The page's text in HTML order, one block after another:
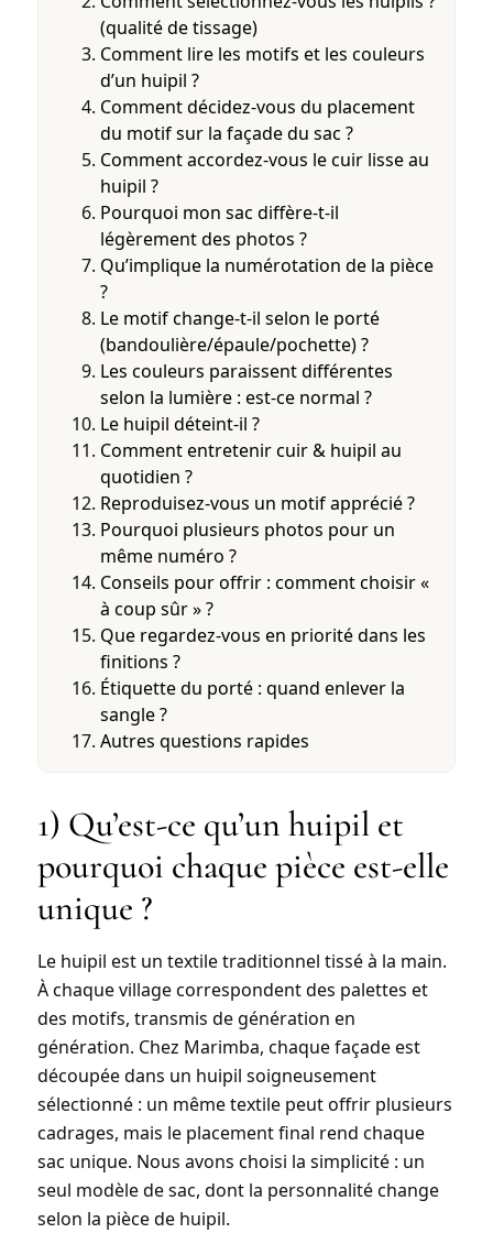
(qualité de tissage)
Comment lire les motifs et les couleurs
d’un huipil ?
Comment décidez-vous du placement
du motif sur la façade du sac ?
Comment accordez-vous le cuir lisse au
huipil ?
Pourquoi mon sac diffère-t-il
légèrement des photos ?
Qu’implique la numérotation de la pièce
?
Le motif change-t-il selon le porté
(bandoulière/épaule/pochette) ?
Les couleurs paraissent différentes
selon la lumière : est-ce normal ?
Le huipil déteint-il ?
Comment entretenir cuir & huipil au
quotidien ?
Reproduisez-vous un motif apprécié ?
Pourquoi plusieurs photos pour un
même numéro ?
Conseils pour offrir : comment choisir «
à coup sûr » ?
Que regardez-vous en priorité dans les
finitions ?
Étiquette du porté : quand enlever la
sangle ?
Autres questions rapides
1) Qu’est-ce qu’un huipil et
pourquoi chaque pièce est-elle
unique ?
Le huipil est un textile traditionnel tissé à la main.
À chaque village correspondent des palettes et
des motifs, transmis de génération en
génération. Chez Marimba, chaque façade est
découpée dans un huipil soigneusement
sélectionné : un même textile peut offrir plusieurs
cadrages, mais le placement final rend chaque
sac unique. Nous avons choisi la simplicité : un
seul modèlede sac, dont la personnalité change
selon la pièce de huipil.